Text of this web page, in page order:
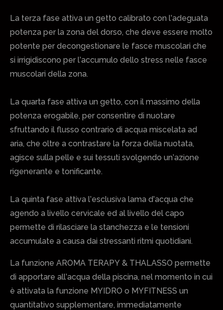
La terza fase attiva un getto calibrato con l’adeguata
potenza per la zona del dorso, che deve essere molto
potente per decongestionare le fasce muscolari che
si irrigidiscono per l’accumulo dello stress nelle fasce
muscolari della zona.
La quarta fase attiva un getto, con il massimo della
potenza erogabile, per consentire di nuotare
sfruttando il flusso contrario di acqua miscelata ad
aria, che oltre a contrastare la forza della nuotata,
agisce sulla pelle e sui tessuti svolgendo un’azione
rigenerante e tonificante.
La quinta fase attiva l’esclusiva lama d’acqua che
agendo a livello cervicale ed al livello del capo
permette di rilasciare la stanchezza e le tensioni
accumulate a causa dai stressanti ritmi quotidiani.
La funzione AROMA TERAPY & THALASSO permette
di apportare all’acqua della piscina, nel momento in cui
è attivata la funzione MYIDRO o MYFITNESS un
quantitativo supplementare, immediatamente